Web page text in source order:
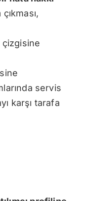
çizgisine
servis
karşı tarafa